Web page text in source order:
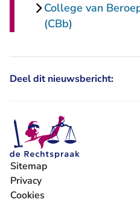
College van
(CBb)
Deel dit nieuwsbericht:
Sitemap
Privacy
Cookies